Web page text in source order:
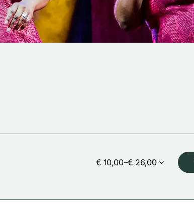
€ 10,00–€ 26,00